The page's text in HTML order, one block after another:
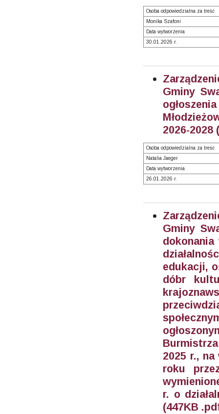
Osoba odpowiedzialna za treść
Monika Szafoni
Data wytworzenia
30.01.2026 r.
Gminy
2026-2028
Osoba odpowiedzialna za treść
Natalia Jaeger
Data wytworzenia
26.01.2026 r.
Gminy
edukacji,
dóbr
2025 r.,
roku
r. o
(447KB